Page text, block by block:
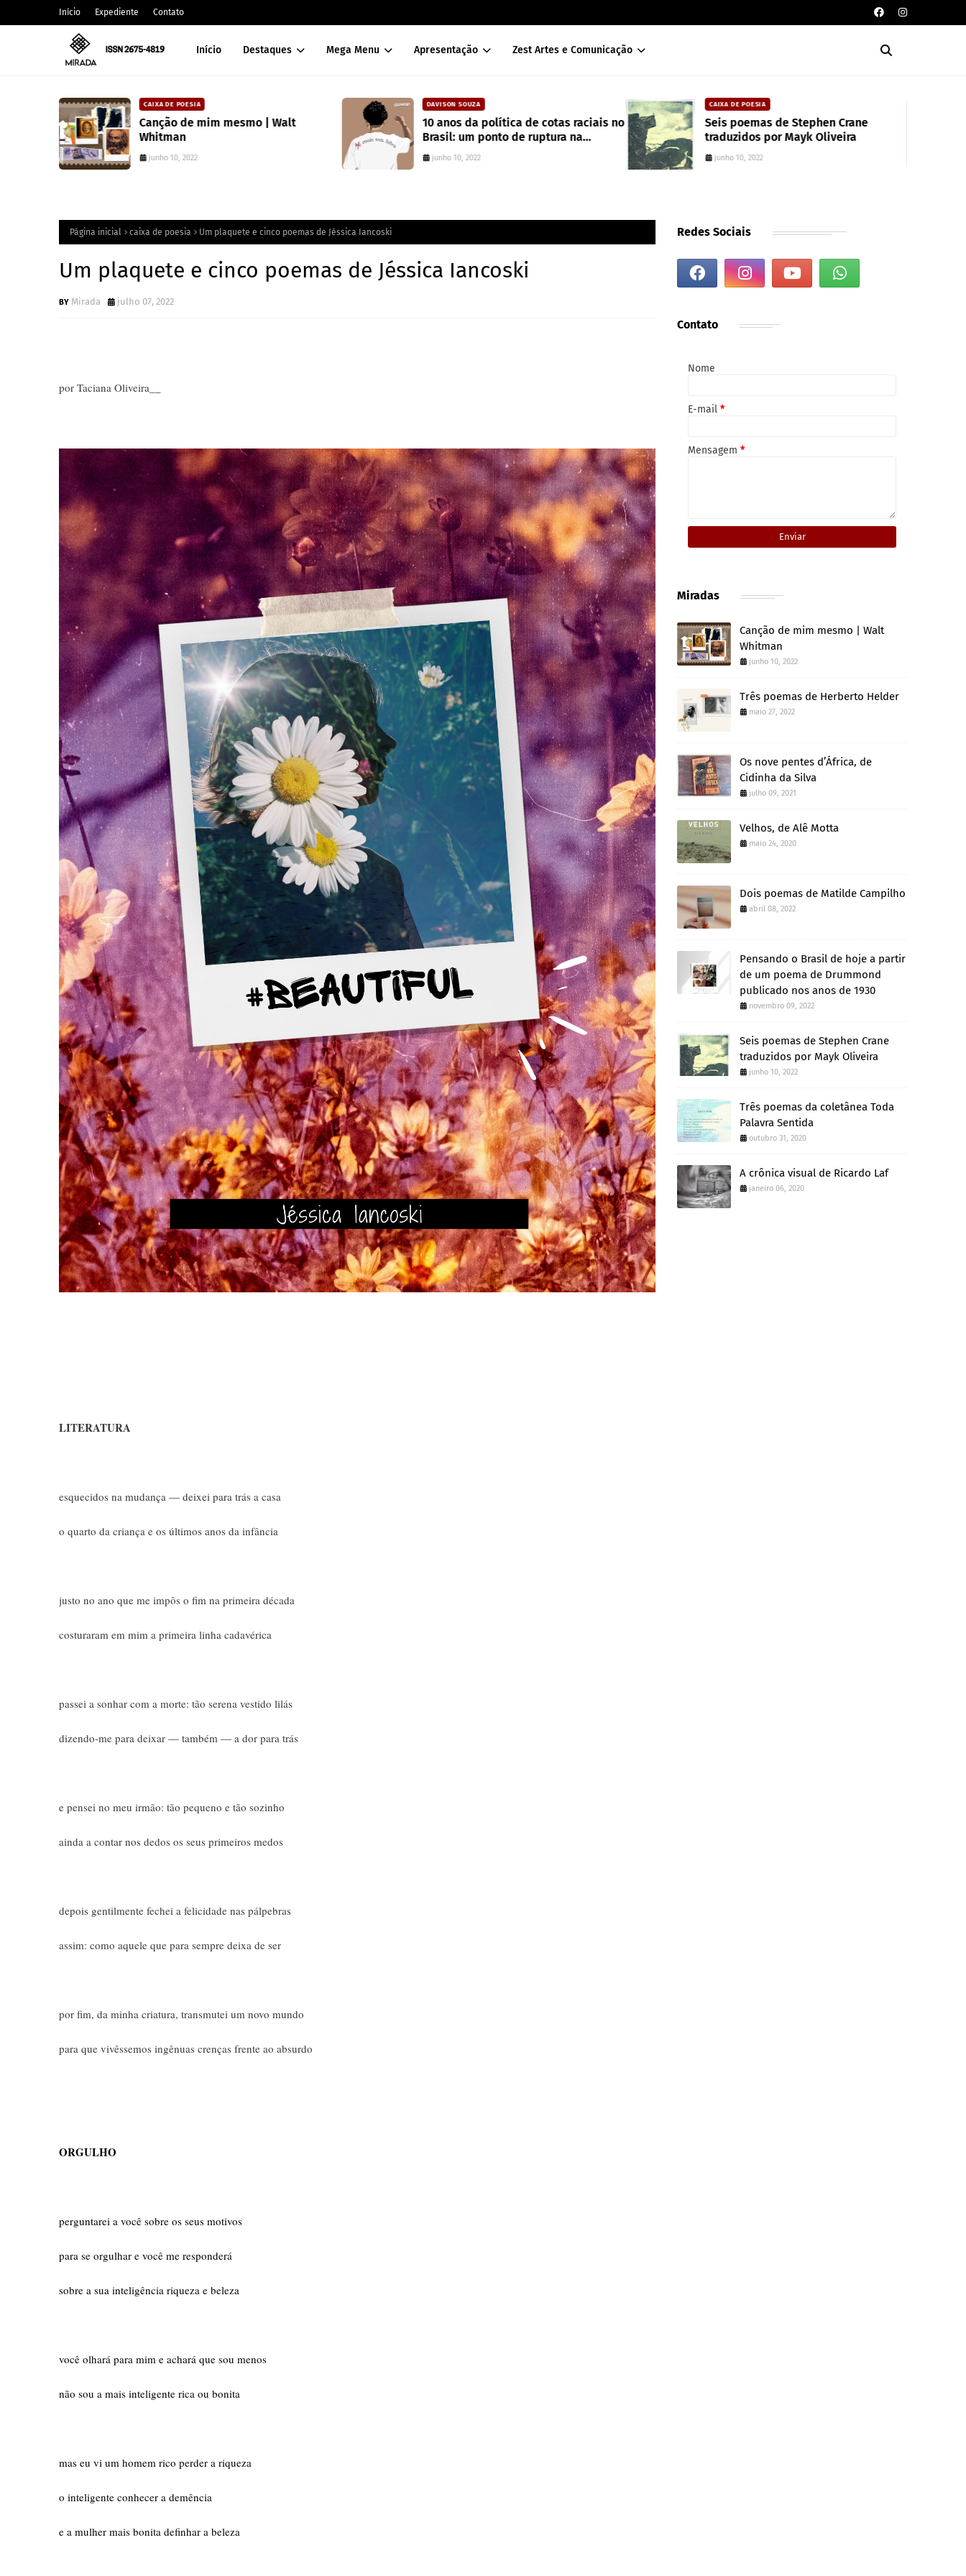
Início Expediente Contato
Início Destaques Mega Menu Apresentação Zest Artes e Comunicação
CAIXA DE POESIA
Canção de mim mesmo | Walt
Whitman
junho 10, 2022
DAVISON SOUZA
10 anos da política de cotas raciais no
Brasil: um ponto de ruptura na
colonialidade
junho 10, 2022
CAIXA DE POESIA
Seis poemas de Stephen Crane
traduzidos por Mayk Oliveira
junho 10, 2022
Página inicial caixa de poesia Um plaquete e cinco poemas de Jéssica Iancoski
Um plaquete e cinco poemas de Jéssica Iancoski
Mirada julho 07, 2022
por Taciana Oliveira__
LITERATURA
esquecidos na mudança — deixei para trás a casa
o quarto da criança e os últimos anos da infância
justo no ano que me impôs o fim na primeira década
costuraram em mim a primeira linha cadavérica
passei a sonhar com a morte: tão serena vestido lilás
dizendo-me para deixar — também — a dor para trás
e pensei no meu irmão: tão pequeno e tão sozinho
ainda a contar nos dedos os seus primeiros medos
depois gentilmente fechei a felicidade nas pálpebras
assim: como aquele que para sempre deixa de ser
por fim, da minha criatura, transmutei um novo mundo
para que vivêssemos ingênuas crenças frente ao absurdo
ORGULHO
perguntarei a você sobre os seus motivos
para se orgulhar e você me responderá
sobre a sua inteligência riqueza e beleza
você olhará para mim e achará que sou menos
não sou a mais inteligente rica ou bonita
mas eu vi um homem rico perder a riqueza
o inteligente conhecer a demência
e a mulher mais bonita definhar a beleza
Redes Sociais
Contato
Nome
E-mail *
Mensagem *
Miradas
Canção de mim mesmo | Walt
Whitman
junho 10, 2022
Três poemas de Herberto Helder
maio 27, 2022
Os nove pentes d’África, de
Cidinha da Silva
julho 09, 2021
Velhos, de Alê Motta
maio 24, 2020
Dois poemas de Matilde Campilho
abril 08, 2022
Pensando o Brasil de hoje a partir
de um poema de Drummond
publicado nos anos de 1930
novembro 09, 2022
Seis poemas de Stephen Crane
traduzidos por Mayk Oliveira
junho 10, 2022
Três poemas da coletânea Toda
Palavra Sentida
outubro 31, 2020
A crônica visual de Ricardo Laf
janeiro 06, 2020